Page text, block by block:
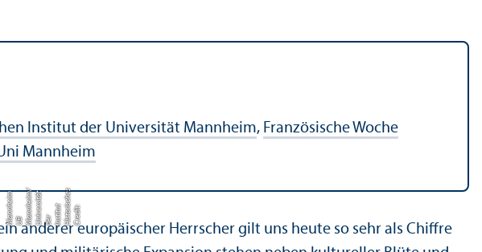
Institut der Universität Mannheim, Französische Woche
Mannheim
C
r
e di
t:
Hi
s
t o
ri
s c
h
e sI
n
s ti
t
u
t
d
e
r U
ni v
e
r
si
t
ä
t M
a n
n
h
ei
m
/
U
B
M
a
n
n
h
ei
m
anderer europäischer Herrscher gilt uns heute so sehr als Chiffre